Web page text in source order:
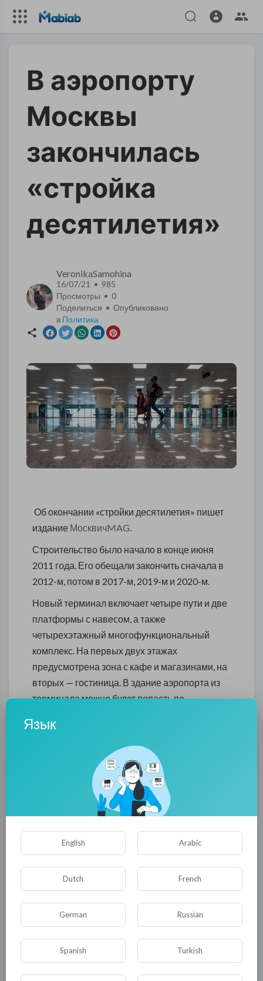
В аэропорту
Москвы
закончилась
«стройка
десятилетия»
VeronikaSamohina
16/07/21 • 985
Просмотры • 0
Поделиться • Опубликовано
в Политика
Об окончании «стройки десятилетия» пишет
издание МосквичMAG.
Строительство было начало в конце июня
2011 года. Его обещали закончить сначала в
2012-м, потом в 2017-м, 2019-м и 2020-м.
Новый терминал включает четыре пути и две
платформы с навесом, а также
четырехэтажный многофункциональный
комплекс. На первых двух этажах
предусмотрена зона с кафе и магазинами, на
вторых — гостиница. В здание аэропорта из
терминала можно будет попасть по
способность увеличена до 1,5 тысячи
Перевозчик сообщает, что расписание
поездов в результате не изменится.
0 0 • 0 Комментарии
Опубликовать
Язык
English Arabic
Dutch French
German Russian
Spanish Turkish